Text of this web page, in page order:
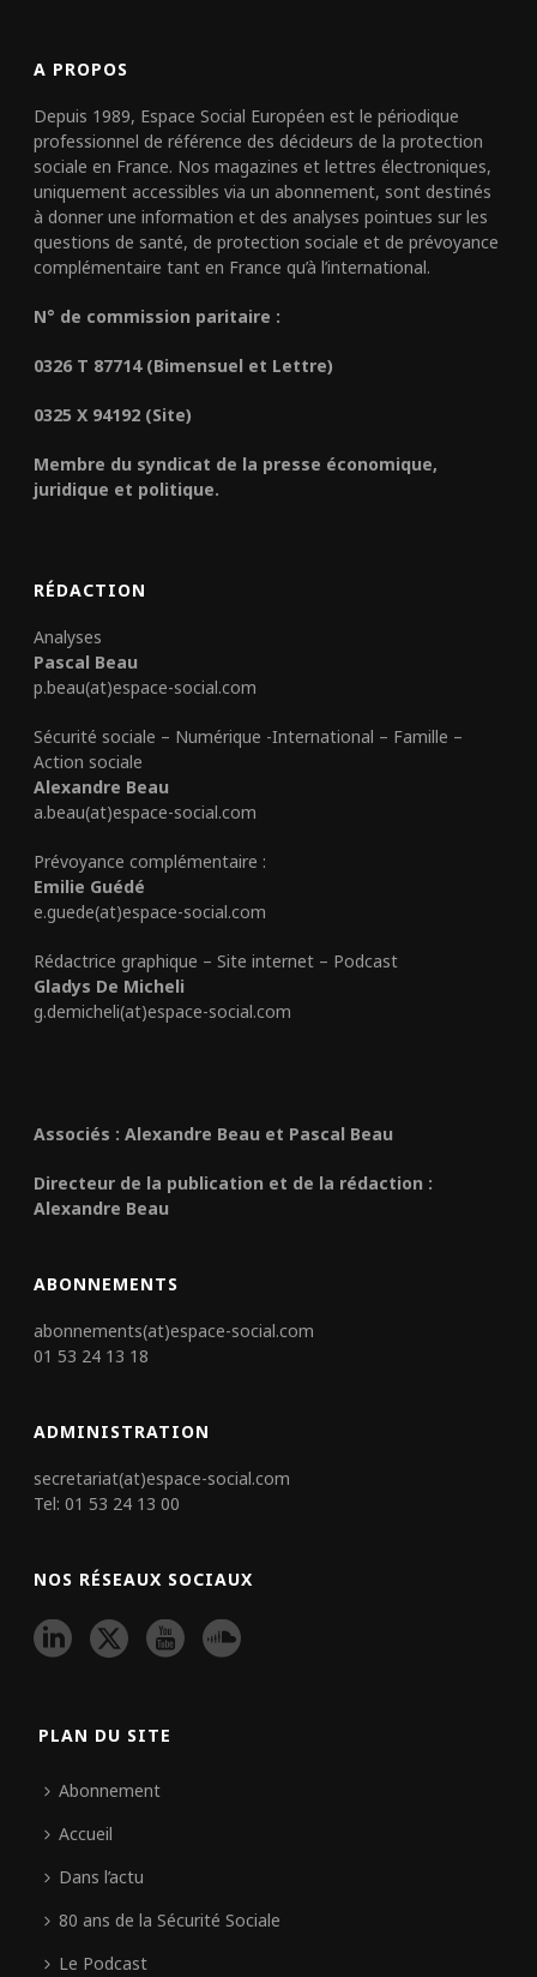
A PROPOS
Depuis 1989, Espace Social Européen est le périodique
professionnel de référence des décideurs de la protection
sociale en France. Nos magazines et lettres électroniques,
uniquement accessibles via un abonnement, sont destinés
à donner une information et des analyses pointues sur les
questions de santé, de protection sociale et de prévoyance
complémentaire tant en France qu’à l’international.
N° de commission paritaire :
0326 T 87714 (Bimensuel et Lettre)
0325 X 94192 (Site)
Membre du syndicat de la presse économique,
juridique et politique.
RÉDACTION
Analyses
Pascal Beau
p.beau(at)espace-social.com
Sécurité sociale – Numérique -International – Famille –
Action sociale
Alexandre Beau
a.beau(at)espace-social.com
Prévoyance complémentaire :
Emilie Guédé
e.guede(at)espace-social.com
Rédactrice graphique – Site internet – Podcast
Gladys De Micheli
g.demicheli(at)espace-social.com
Associés : Alexandre Beau et Pascal Beau
Directeur de la publication et de la rédaction :
Alexandre Beau
ABONNEMENTS
abonnements(at)espace-social.com
01 53 24 13 18
ADMINISTRATION
secretariat(at)espace-social.com
Tel: 01 53 24 13 00
NOS RÉSEAUX SOCIAUX
PLAN DU SITE
Abonnement
Accueil
Dans l’actu
80 ans de la Sécurité Sociale
Le Podcast